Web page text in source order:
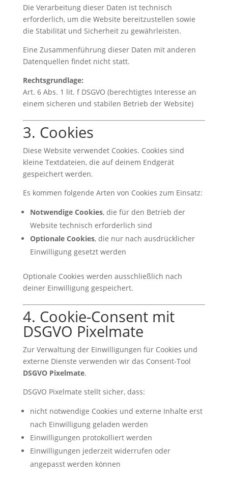
Die Verarbeitung dieser Daten ist technisch
erforderlich, um die Website bereitzustellen sowie
die Stabilität und Sicherheit zu gewährleisten.
Eine Zusammenführung dieser Daten mit anderen
Datenquellen findet nicht statt.
Rechtsgrundlage:
Art. 6 Abs. 1 lit. f DSGVO (berechtigtes Interesse an
einem sicheren und stabilen Betrieb der Website)
3. Cookies
Diese Website verwendet Cookies. Cookies sind
kleine Textdateien, die auf deinem Endgerät
gespeichert werden.
Es kommen folgende Arten von Cookies zum Einsatz:
Notwendige Cookies, die für den Betrieb der
Website technisch erforderlich sind
Optionale Cookies, die nur nach ausdrücklicher
Einwilligung gesetzt werden
Optionale Cookies werden ausschließlich nach
deiner Einwilligung gespeichert.
4. Cookie-Consent mit
DSGVO Pixelmate
Zur Verwaltung der Einwilligungen für Cookies und
externe Dienste verwenden wir das Consent-Tool
DSGVO Pixelmate.
DSGVO Pixelmate stellt sicher, dass:
nicht notwendige Cookies und externe Inhalte erst
nach Einwilligung geladen werden
Einwilligungen protokolliert werden
Einwilligungen jederzeit widerrufen oder
angepasst werden können